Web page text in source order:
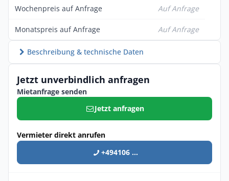
Wochenpreis auf Anfrage Auf Anfrage
Monatspreis auf Anfrage Auf Anfrage
Beschreibung & technische Daten
Jetzt unverbindlich anfragen
Mietanfrage senden
Jetzt anfragen
Vermieter direkt anrufen
+494106 ...